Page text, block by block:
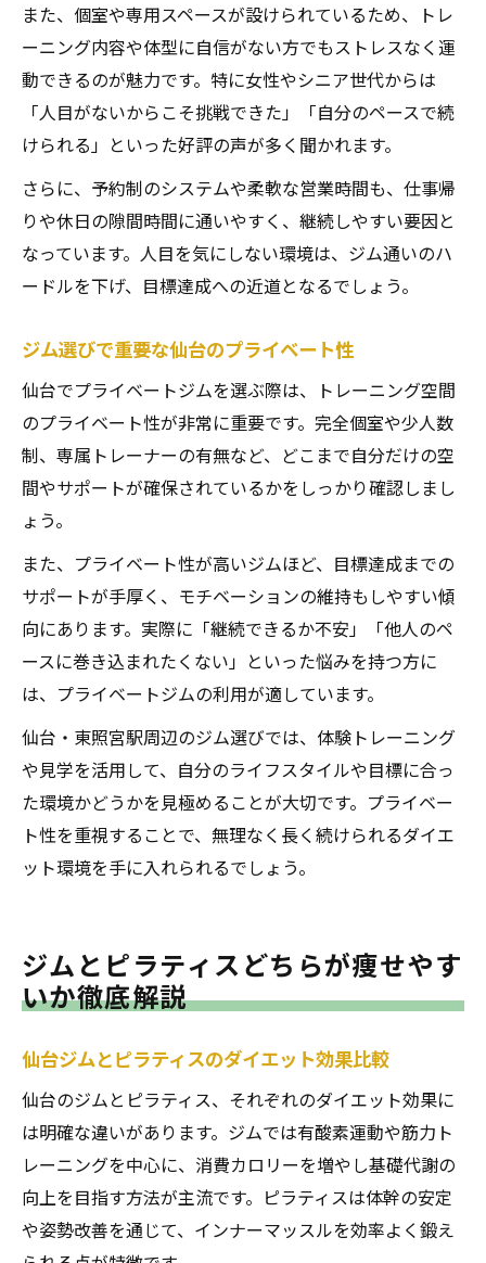
また、個室や専用スペースが設けられているため、トレ
ーニング内容や体型に自信がない方でもストレスなく運
動できるのが魅力です。特に女性やシニア世代からは
「人目がないからこそ挑戦できた」「自分のペースで続
けられる」といった好評の声が多く聞かれます。
さらに、予約制のシステムや柔軟な営業時間も、仕事帰
りや休日の隙間時間に通いやすく、継続しやすい要因と
なっています。人目を気にしない環境は、ジム通いのハ
ードルを下げ、目標達成への近道となるでしょう。
ジム選びで重要な仙台のプライベート性
仙台でプライベートジムを選ぶ際は、トレーニング空間
のプライベート性が非常に重要です。完全個室や少人数
制、専属トレーナーの有無など、どこまで自分だけの空
間やサポートが確保されているかをしっかり確認しまし
ょう。
また、プライベート性が高いジムほど、目標達成までの
サポートが手厚く、モチベーションの維持もしやすい傾
向にあります。実際に「継続できるか不安」「他人のペ
ースに巻き込まれたくない」といった悩みを持つ方に
は、プライベートジムの利用が適しています。
仙台・東照宮駅周辺のジム選びでは、体験トレーニング
や見学を活用して、自分のライフスタイルや目標に合っ
た環境かどうかを見極めることが大切です。プライベー
ト性を重視することで、無理なく長く続けられるダイエ
ット環境を手に入れられるでしょう。
ジムとピラティスどちらが痩せやす
いか徹底解説
仙台ジムとピラティスのダイエット効果比較
仙台のジムとピラティス、それぞれのダイエット効果に
は明確な違いがあります。ジムでは有酸素運動や筋力ト
レーニングを中心に、消費カロリーを増やし基礎代謝の
向上を目指す方法が主流です。ピラティスは体幹の安定
や姿勢改善を通じて、インナーマッスルを効率よく鍛え